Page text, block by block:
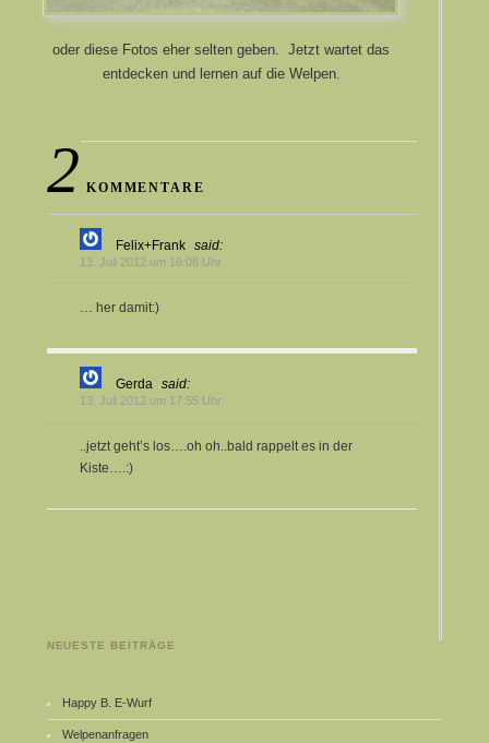
oder diese Fotos eher selten geben. Jetzt wartet das
entdecken und lernen auf die Welpen.
2 KOMMENTARE
Felix+Frank said:
13. Juli 2012 um 16:08 Uhr
… her damit:)
Gerda said:
13. Juli 2012 um 17:55 Uhr
..jetzt geht’s los….oh oh..bald rappelt es in der
Kiste….:)
NEUESTE BEITRÄGE
Happy B. E-Wurf
Welpenanfragen